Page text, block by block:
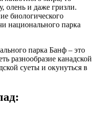
олень и даже гризли.
биологического
национального парка
парка Банф – это
разнообразие канадской
суеты и окунуться в